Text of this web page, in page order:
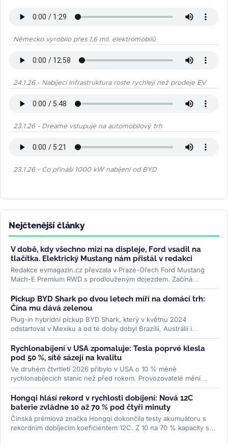
Německo vyrobilo přes 1,6 mil. elektromobilů
24.1.26 - Nabíjecí infrastruktura roste rychleji než prodeje EV
23.1.26 - Dreame vstupuje na automobilový trh
23.1.26 - Co přináší 1000 kW nabíjení od BYD
Nejčtenější články
V době, kdy všechno mizí na displeje, Ford vsadil na
tlačítka. Elektrický Mustang nám přistál v redakci
Redakce evmagazin.cz převzala v Praze-Ořech Ford Mustang
Mach-E Premium RWD s prodlouženým dojezdem. Začíná
půlroční test, ve kterém...>>
Pickup BYD Shark po dvou letech míří na domácí trh:
Čína mu dává zelenou
Plug-in hybridní pickup BYD Shark, který v květnu 2024
odstartoval v Mexiku a od té doby dobyl Brazílii, Austrálii i
Pákistán, se po dvou...>>
Rychlonabíjení v USA zpomaluje: Tesla poprvé klesla
pod 50 %, sítě sázejí na kvalitu
Ve druhém čtvrtletí 2026 přibylo v USA o 10 % méně
rychlonabíjecích stanic než před rokem. Provozovatelé mění
strategii — místo...>>
Hongqi hlásí rekord v rychlosti dobíjení: Nová 12C
baterie zvládne 10 až 70 % pod čtyři minuty
Čínská prémiová značka Hongqi dokončila testy akumuátoru s
rekordním dobíjecím koeficientem 12C. Z 10 na 70 % kapacity se